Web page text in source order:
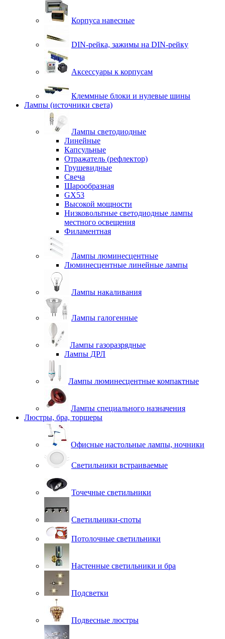
Корпуса навесные
DIN-рейка, зажимы на DIN-рейку
Аксессуары к корпусам
Клеммные блоки и нулевые шины
Лампы (источники света)
Лампы светодиодные
Линейные
Капсульные
Отражатель (рефлектор)
Грушевидные
Свеча
Шарообразная
GX53
Высокой мощности
Низковольтные светодиодные лампы
местного освещения
Филаментная
Лампы люминесцентные
Люминесцентные линейные лампы
Лампы накаливания
Лампы галогенные
Лампы газоразрядные
Лампы ДРЛ
Лампы люминесцентные компактные
Лампы специального назначения
Люстры, бра, торшеры
Офисные настольные лампы, ночники
Светильники встраиваемые
Точечные светильники
Светильники-споты
Потолочные светильники
Настенные светильники и бра
Подсветки
Подвесные люстры